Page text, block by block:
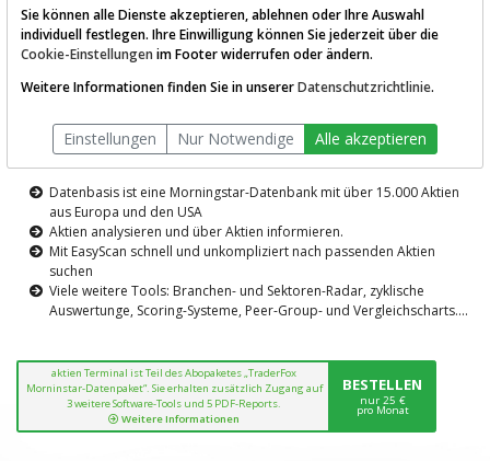
AKTIEN-TERMINAL
Die Aktienanalyse-Plattform von
TraderFox
Datenbasis ist eine Morningstar-Datenbank mit über 15.000 Aktien
aus Europa und den USA
Aktien analysieren und über Aktien informieren.
Mit EasyScan schnell und unkompliziert nach passenden Aktien
suchen
Viele weitere Tools: Branchen- und Sektoren-Radar, zyklische
Auswertunge, Scoring-Systeme, Peer-Group- und Vergleichscharts....
aktien Terminal ist Teil des Abopaketes „TraderFox
Morninstar-Datenpaket“. Sie erhalten zusätzlich Zugang auf
3 weitere Software-Tools und 5 PDF-Reports.
Weitere Informationen
BESTELLEN
nur 25 €
pro Monat
Sie können alle Dienste akzeptieren, ablehnen oder Ihre Auswahl
individuell festlegen. Ihre Einwilligung können Sie jederzeit über die
Cookie-Einstellungen im Footer widerrufen oder ändern.
Weitere Informationen finden Sie in unsererDatenschutzrichtlinie.
Einstellungen Nur Notwendige Alle akzeptieren